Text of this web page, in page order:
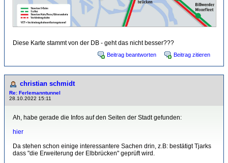
Diese Karte stammt von der DB - geht das nicht besser???
Beitrag beantworten Beitrag zitieren
christian schmidt
Re: Ferlemanntunnel
28.10.2022 15:11
Ah, habe gerade die Infos auf den Seiten der Stadt gefunden:
hier
Da stehen schon einige interessantere Sachen drin, z.B: bestätigt Tjarks
dass "die Erweiterung der Elbbrücken" geprüft wird.